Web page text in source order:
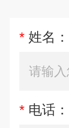
* 姓名：
* 电话：